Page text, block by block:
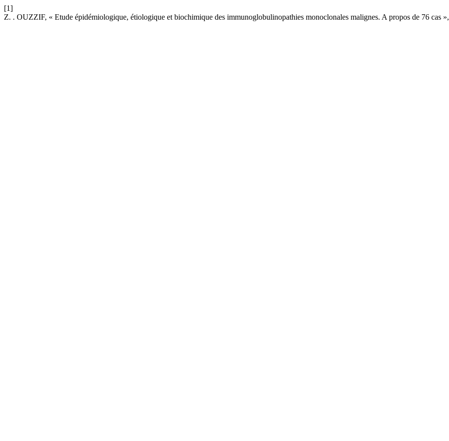
[1]
Z. . OUZZIF, « Etude épidémiologique, étiologique et biochimique des immunoglobulinopathies monoclonales malignes. A propos de 76 cas »,